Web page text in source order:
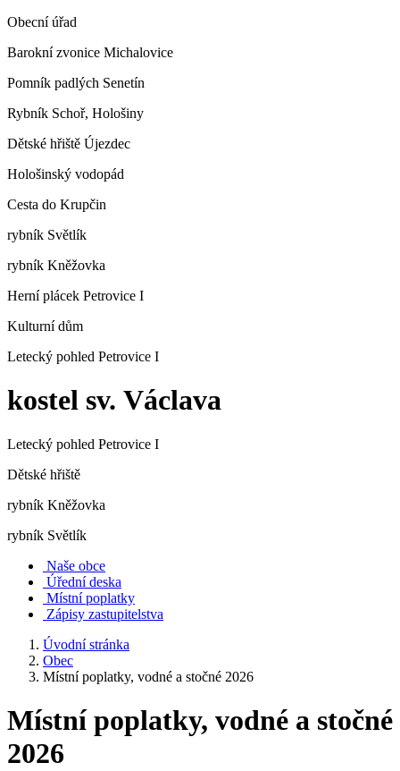
Obecní úřad
Barokní zvonice Michalovice
Pomník padlých Senetín
Rybník Schoř, Hološiny
Dětské hřiště Újezdec
Hološinský vodopád
Cesta do Krupčin
rybník Světlík
rybník Kněžovka
Herní plácek Petrovice I
Kulturní dům
Letecký pohled Petrovice I
kostel sv. Václava
Letecký pohled Petrovice I
Dětské hřiště
rybník Kněžovka
rybník Světlík
Naše obce
Úřední deska
Místní poplatky
Zápisy zastupitelstva
Úvodní stránka
Obec
Místní poplatky, vodné a stočné 2026
Místní poplatky, vodné a stočné
2026